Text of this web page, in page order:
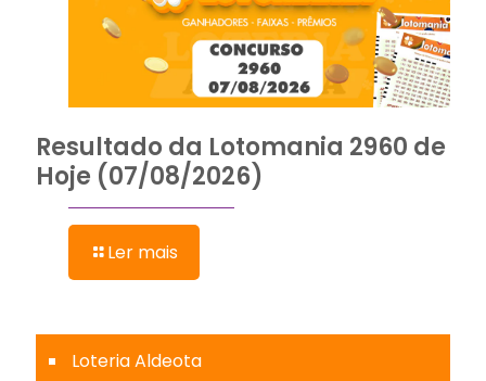
Resultado da Lotomania 2960 de
Hoje (07/08/2026)
Ler mais
Loteria Aldeota